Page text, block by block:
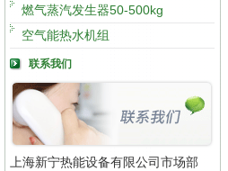
燃气蒸汽发生器50-500kg
空气能热水机组
联系我们
上海新宁热能设备有限公司市场部